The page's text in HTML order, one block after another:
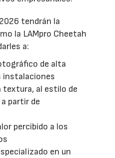
tendrán la
la LAMpro Cheetah
a:
de alta
instalaciones
al estilo de
partir de
percibido a los
en un